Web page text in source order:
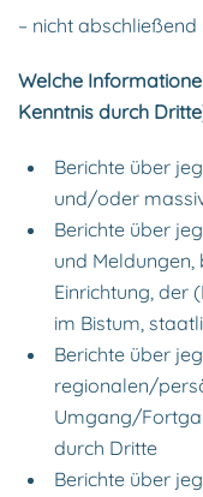
– nicht abschließend
Welche
Kenntnis durch
Berichte über
und/oder
Berichte über
und
Einrichtung, der
im Bistum,
Berichte über
regionalen/
Umgang/
durch Dritte
Berichte über